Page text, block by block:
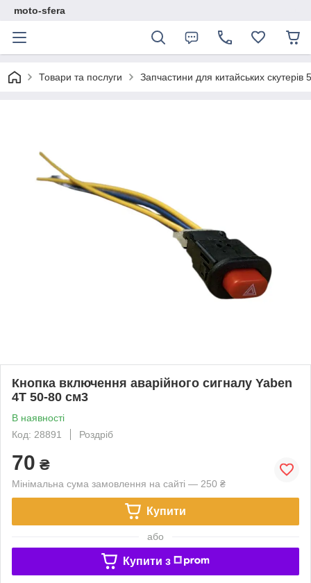
moto-sfera
Товари та послуги Запчастини для китайських
Кнопка включення аварійного сигналу Yaben
4T 50-80 см3
В наявності
Код: 28891
Роздріб
70 ₴
Мінімальна сума замовлення на сайті — 250 ₴
Купити
або
Купити з